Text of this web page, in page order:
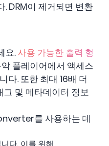
. DRM이 제거되면 변환
요. 사용 가능한 출력 형
플레이어에서 액세스
다. 또한 최대 16배 더
및 메타데이터 정보
를 사용하는 데